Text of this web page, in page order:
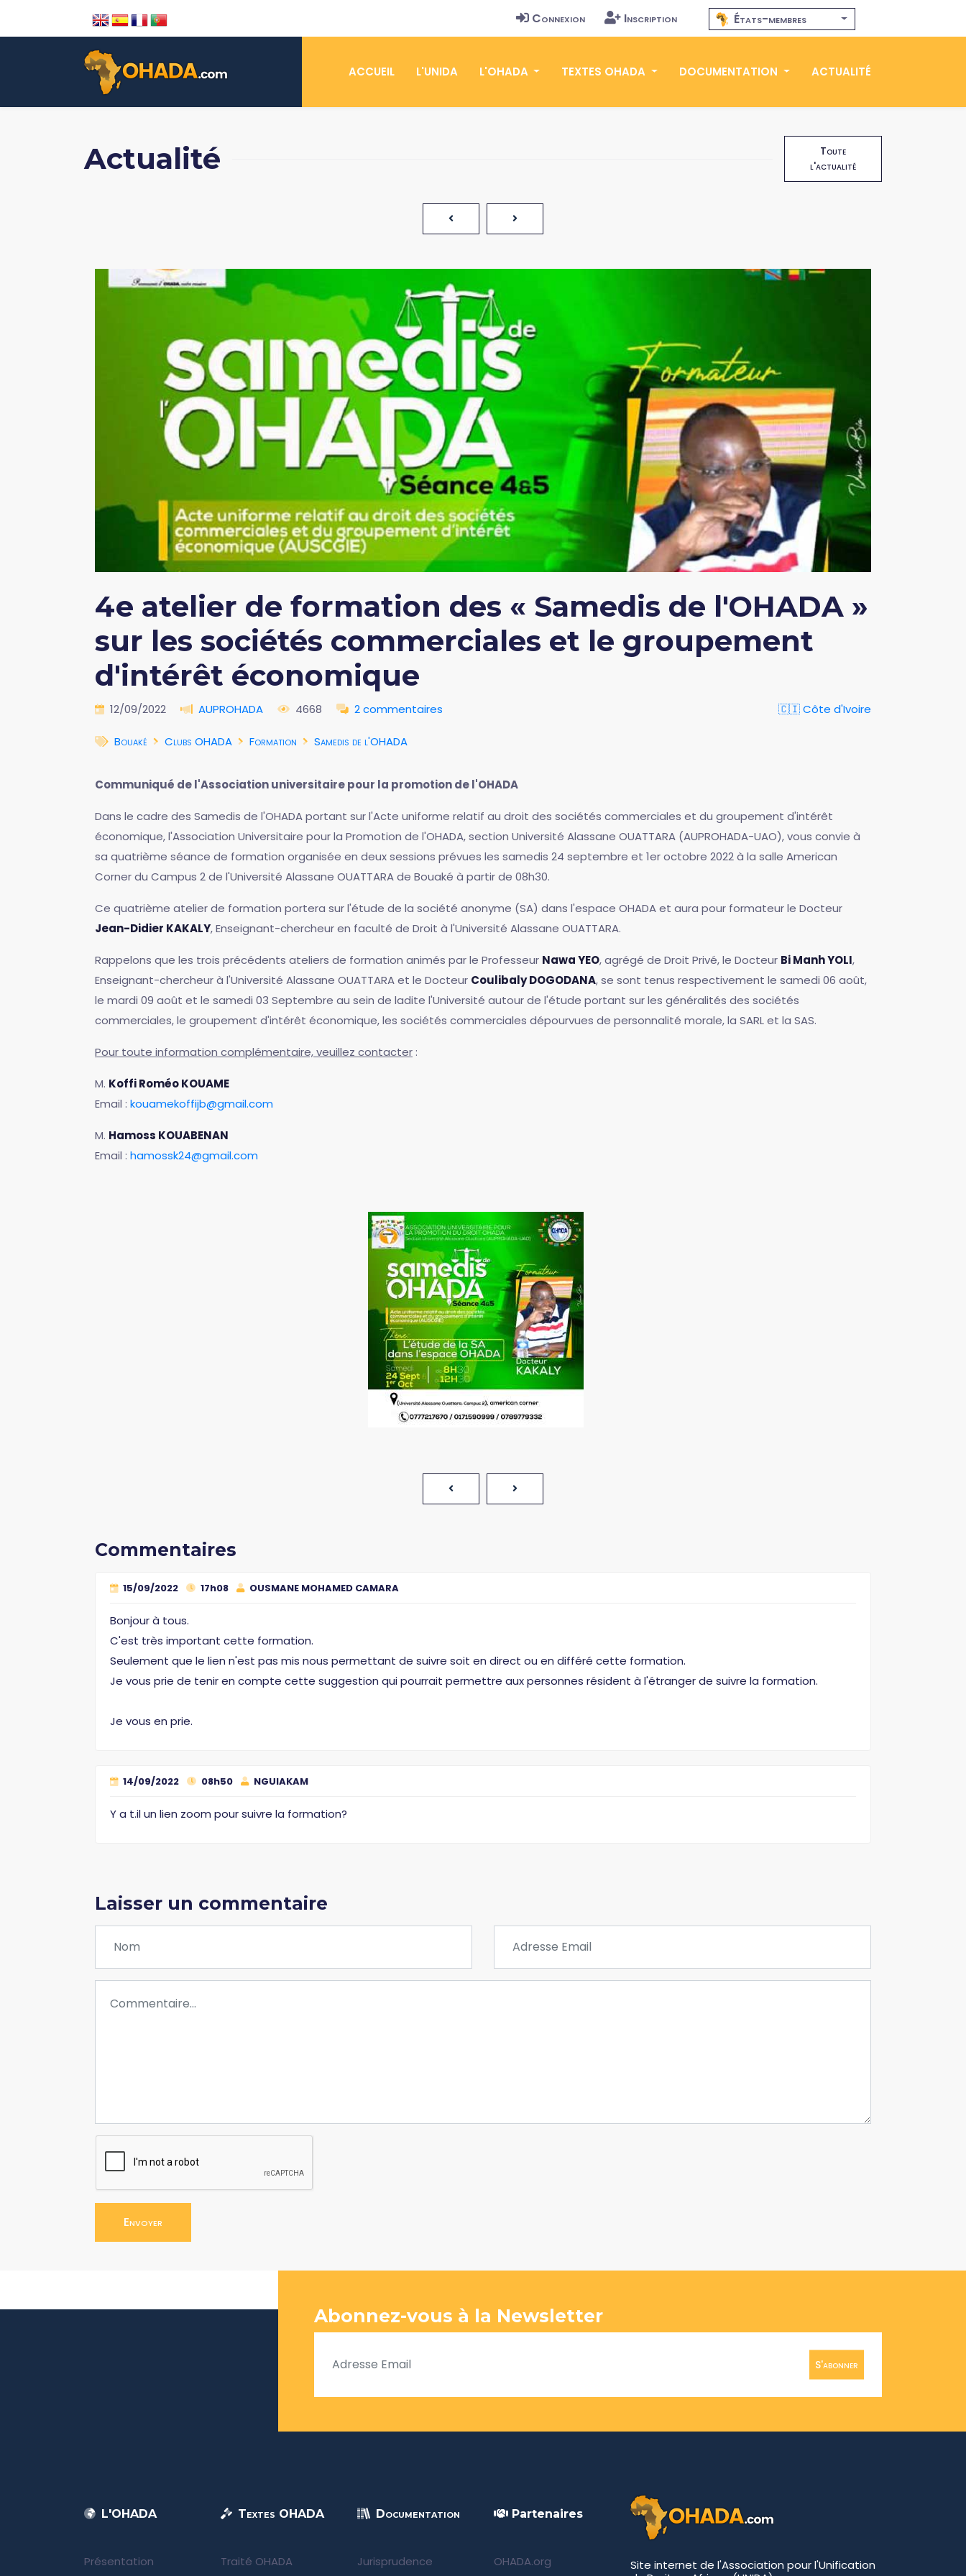
Connexion Inscription États-membres
ACCUEIL L'UNIDA L'OHADA TEXTES OHADA DOCUMENTATION ACTUALITÉ
Actualité
Toute
l'actualité
4e atelier de formation des « Samedis de l'OHADA »
sur les sociétés commerciales et le groupement
d'intérêt économique
12/09/2022 AUPROHADA 4668 2 commentaires 🇨🇮 Côte d'Ivoire
Bouaké Clubs OHADA Formation Samedis de l'OHADA
Communiqué de l'Association universitaire pour la promotion de l'OHADA
Dans le cadre des Samedis de l'OHADA portant sur l'Acte uniforme relatif au droit des sociétés commerciales et du groupement d'intérêt
économique, l'Association Universitaire pour la Promotion de l'OHADA, section Université Alassane OUATTARA (AUPROHADA-UAO), vous convie à
sa quatrième séance de formation organisée en deux sessions prévues les samedis 24 septembre et 1er octobre 2022 à la salle American
Corner du Campus 2 de l'Université Alassane OUATTARA de Bouaké à partir de 08h30.
Ce quatrième atelier de formation portera sur l'étude de la société anonyme (SA) dans l'espace OHADA et aura pour formateur le Docteur
Jean-Didier KAKALY, Enseignant-chercheur en faculté de Droit à l'Université Alassane OUATTARA.
Rappelons que les trois précédents ateliers de formation animés par le Professeur Nawa YEO, agrégé de Droit Privé, le Docteur Bi Manh YOLI,
Enseignant-chercheur à l'Université Alassane OUATTARA et le Docteur Coulibaly DOGODANA, se sont tenus respectivement le samedi 06 août,
le mardi 09 août et le samedi 03 Septembre au sein de ladite l'Université autour de l'étude portant sur les généralités des sociétés
commerciales, le groupement d'intérêt économique, les sociétés commerciales dépourvues de personnalité morale, la SARL et la SAS.
Pour toute information complémentaire, veuillez contacter :
M. Koffi Roméo KOUAME
Email : kouamekoffijb@gmail.com
M. Hamoss KOUABENAN
Email : hamossk24@gmail.com
Commentaires
15/09/2022 17h08 OUSMANE MOHAMED CAMARA
Bonjour à tous.
C'est très important cette formation.
Seulement que le lien n'est pas mis nous permettant de suivre soit en direct ou en différé cette formation.
Je vous prie de tenir en compte cette suggestion qui pourrait permettre aux personnes résident à l'étranger de suivre la formation.
Je vous en prie.
14/09/2022 08h50 NGUIAKAM
Y a t.il un lien zoom pour suivre la formation?
Laisser un commentaire
Envoyer
Abonnez-vous à la Newsletter
S'abonner
L'OHADA
Présentation
Textes OHADA
Traité OHADA
Documentation
Jurisprudence
Partenaires
OHADA.org
Site internet de l'Association pour l'Unification